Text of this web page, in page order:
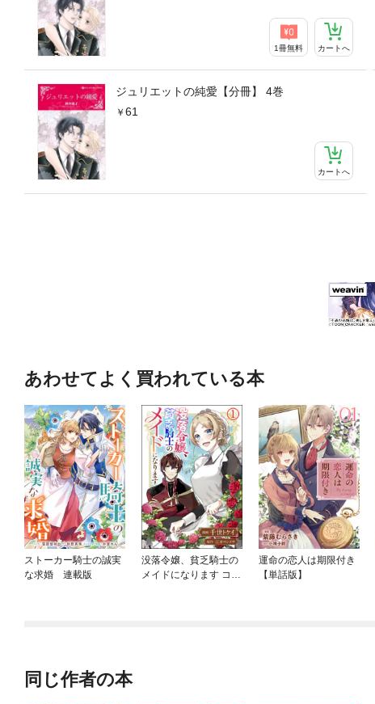
1冊無料 カートへ
ジュリエットの純愛【分冊】 4巻
61
カートへ
あわせてよく買われている本
ストーカー騎士の誠実
な求婚 連載版
没落令嬢、貧乏騎士の
メイドになります コミ
運命の恋人は期限付き
【単話版】
同じ作者の本